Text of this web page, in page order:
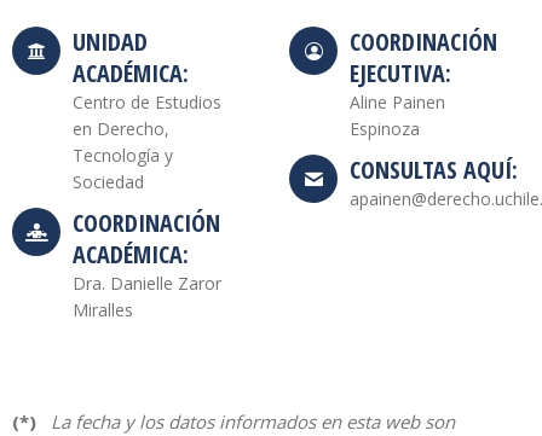
UNIDAD
ACADÉMICA:
Centro de Estudios
en Derecho,
Tecnología y
Sociedad
COORDINACIÓN
ACADÉMICA:
Dra. Danielle Zaror
Miralles
COORDINACIÓN
EJECUTIVA:
Aline Painen
Espinoza
CONSULTAS AQUÍ:
(*)
La fecha y los datos informados en esta web son